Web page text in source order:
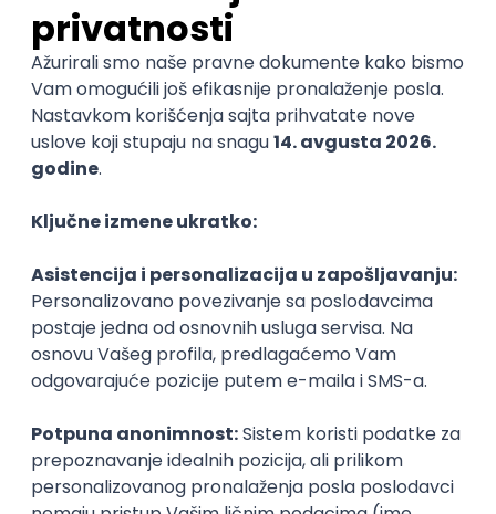
Najnoviji poslovi svakog dana u tvom
inboxu
Prijavi se
Trenutno nema oglasa po traženim kriterijumima
Pogledaj slične oglase ili izmeni kriterijume pretrage
(Senior) Frontend Developer - Angular
Netguru
Remote
18.08.2026.
Angular TypeScript Oauth Webpack Senior